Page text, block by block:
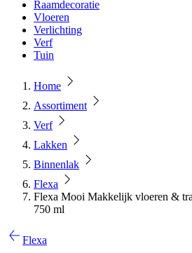
Raamdecoratie
Vloeren
Verlichting
Verf
Tuin
Home
Assortiment
Verf
Lakken
Binnenlak
Flexa
Flexa Mooi Makkelijk vloeren &
750 ml
Flexa